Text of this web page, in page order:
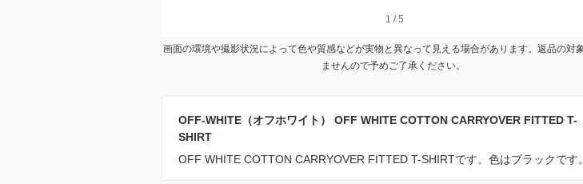
1 /5
1 /5
画面の環境や撮影状況によって色や質感などが実物と異なって見える場合があります。返品の対
ませんので予めご了承ください。
OFF-WHITE（オフホワイト） OFF WHITE COTTON CARRYOVER FITTED T-
SHIRT
OFF WHITE COTTON CARRYOVER FITTED T-SHIRTです。色はブラックです。